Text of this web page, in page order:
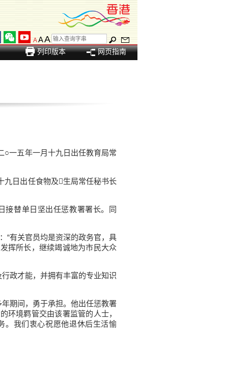
AAA
列印版本 网页指南
一五年一月十九日出任教育局常
日出任食物及生局常任秘书长
替单日坚出任惩教署署长。同
有关官员均是资深的政务官，具
挥所长，继续竭诚地为市民大众
政才能，并拥有丰富的专业知识
期间，勇于承担。他出任惩教署
环境羁管交由该署监管的人士，
。我们衷心祝愿他退休后生活愉